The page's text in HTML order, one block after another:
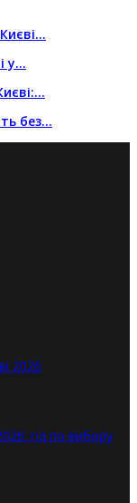
у…
без…
2026
гід по вибору